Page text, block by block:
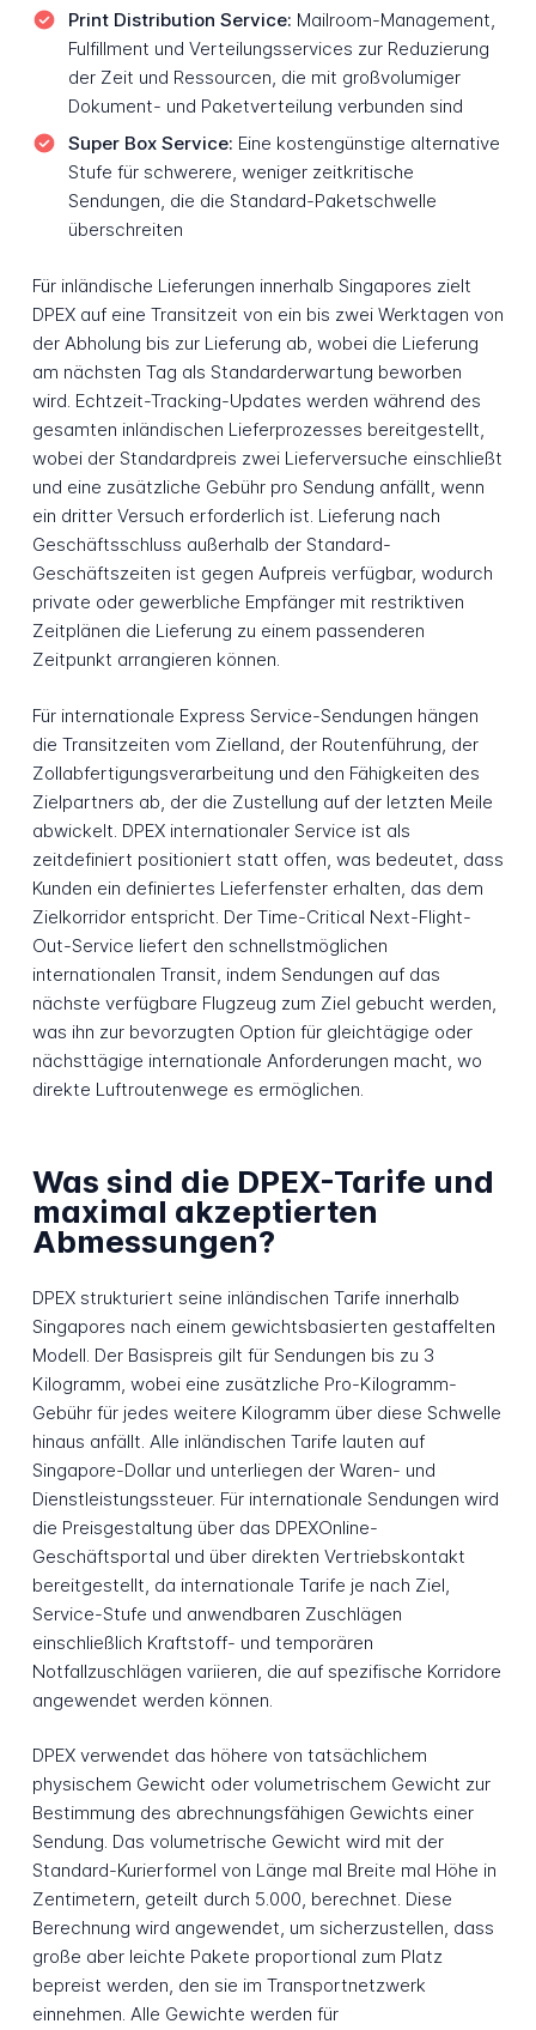
Print Distribution Service: Mailroom-Management,
Fulfillment und Verteilungsservices zur Reduzierung
der Zeit und Ressourcen, die mit großvolumiger
Dokument- und Paketverteilung verbunden sind
Super Box Service: Eine kostengünstige alternative
Stufe für schwerere, weniger zeitkritische
Sendungen, die die Standard-Paketschwelle
überschreiten
Für inländische Lieferungen innerhalb Singapores zielt
DPEX auf eine Transitzeit von ein bis zwei Werktagen von
der Abholung bis zur Lieferung ab, wobei die Lieferung
am nächsten Tag als Standarderwartung beworben
wird. Echtzeit-Tracking-Updates werden während des
gesamten inländischen Lieferprozesses bereitgestellt,
wobei der Standardpreis zwei Lieferversuche einschließt
und eine zusätzliche Gebühr pro Sendung anfällt, wenn
ein dritter Versuch erforderlich ist. Lieferung nach
Geschäftsschluss außerhalb der Standard-
Geschäftszeiten ist gegen Aufpreis verfügbar, wodurch
private oder gewerbliche Empfänger mit restriktiven
Zeitplänen die Lieferung zu einem passenderen
Zeitpunkt arrangieren können.
Für internationale Express Service-Sendungen hängen
die Transitzeiten vom Zielland, der Routenführung, der
Zollabfertigungsverarbeitung und den Fähigkeiten des
Zielpartners ab, der die Zustellung auf der letzten Meile
abwickelt. DPEX internationaler Service ist als
zeitdefiniert positioniert statt offen, was bedeutet, dass
Kunden ein definiertes Lieferfenster erhalten, das dem
Zielkorridor entspricht. Der Time-Critical Next-Flight-
Out-Service liefert den schnellstmöglichen
internationalen Transit, indem Sendungen auf das
nächste verfügbare Flugzeug zum Ziel gebucht werden,
was ihn zur bevorzugten Option für gleichtägige oder
nächsttägige internationale Anforderungen macht, wo
direkte Luftroutenwege es ermöglichen.
Was sind die DPEX-Tarife und
maximal akzeptierten
Abmessungen?
DPEX strukturiert seine inländischen Tarife innerhalb
Singapores nach einem gewichtsbasierten gestaffelten
Modell. Der Basispreis gilt für Sendungen bis zu 3
Kilogramm, wobei eine zusätzliche Pro-Kilogramm-
Gebühr für jedes weitere Kilogramm über diese Schwelle
hinaus anfällt. Alle inländischen Tarife lauten auf
Singapore-Dollar und unterliegen der Waren- und
Dienstleistungssteuer. Für internationale Sendungen wird
die Preisgestaltung über das DPEXOnline-
Geschäftsportal und über direkten Vertriebskontakt
bereitgestellt, da internationale Tarife je nach Ziel,
Service-Stufe und anwendbaren Zuschlägen
einschließlich Kraftstoff- und temporären
Notfallzuschlägen variieren, die auf spezifische Korridore
angewendet werden können.
DPEX verwendet das höhere von tatsächlichem
physischem Gewicht oder volumetrischem Gewicht zur
Bestimmung des abrechnungsfähigen Gewichts einer
Sendung. Das volumetrische Gewicht wird mit der
Standard-Kurierformel von Länge mal Breite mal Höhe in
Zentimetern, geteilt durch 5.000, berechnet. Diese
Berechnung wird angewendet, um sicherzustellen, dass
große aber leichte Pakete proportional zum Platz
bepreist werden, den sie im Transportnetzwerk
einnehmen. Alle Gewichte werden für